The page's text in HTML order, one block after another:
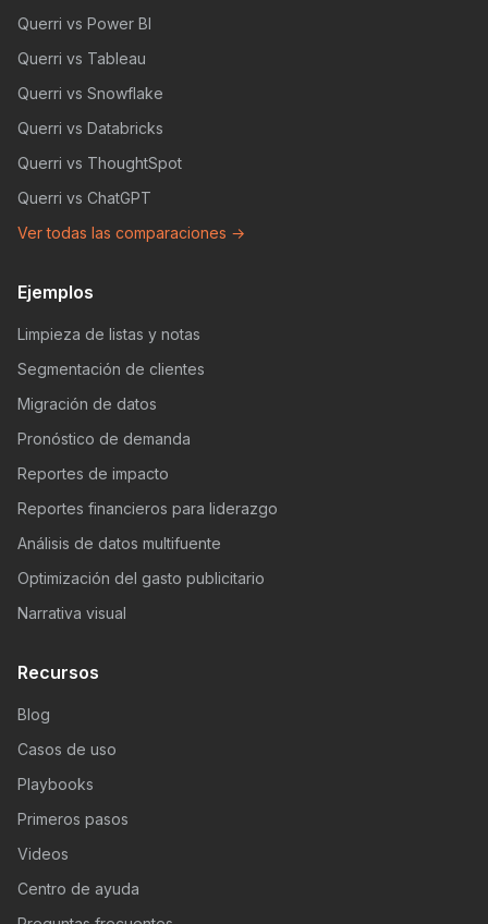
Querri vs Power BI
Querri vs Tableau
Querri vs Snowflake
Querri vs Databricks
Querri vs ThoughtSpot
Querri vs ChatGPT
Ver todas las comparaciones →
Ejemplos
Limpieza de listas y notas
Segmentación de clientes
Migración de datos
Pronóstico de demanda
Reportes de impacto
Reportes financieros para liderazgo
Análisis de datos multifuente
Optimización del gasto publicitario
Narrativa visual
Recursos
Blog
Casos de uso
Playbooks
Primeros pasos
Videos
Centro de ayuda